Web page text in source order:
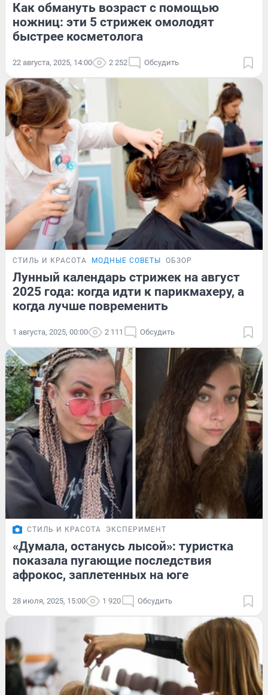
Как обмануть возраст с помощью
ножниц: эти 5 стрижек омолодят
быстрее косметолога
22 августа, 2025, 14:00 2 252 Обсудить
СТИЛЬ И КРАСОТА МОДНЫЕ СОВЕТЫ ОБЗОР
Лунный календарь стрижек на август
2025 года: когда идти к парикмахеру, а
когда лучше повременить
1 августа, 2025, 00:00 2 111 Обсудить
СТИЛЬ И КРАСОТА ЭКСПЕРИМЕНТ
«Думала, останусь лысой»: туристка
показала пугающие последствия
афрокос, заплетенных на юге
28 июля, 2025, 15:00 1 920 Обсудить